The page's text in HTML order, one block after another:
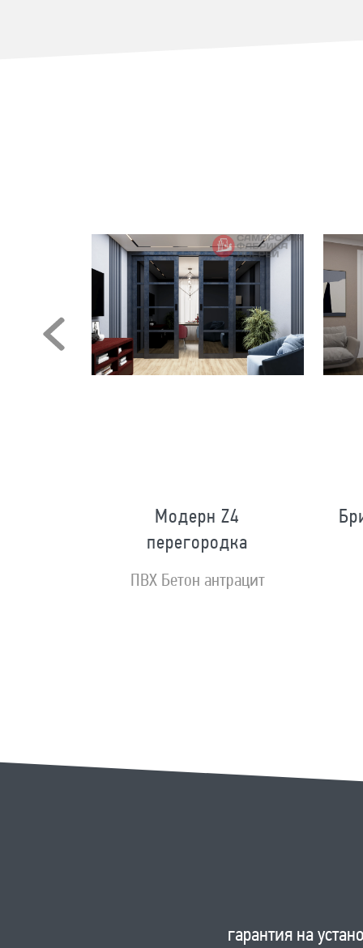
Модерн Z4
перегородка
ПВХ Бетон антрацит
гарантия на